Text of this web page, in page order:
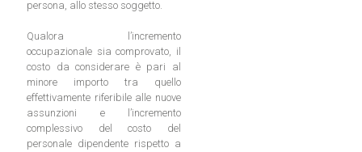
persona, allo stesso soggetto.
Qualora l’incremento
occupazionale sia comprovato, il
costo da considerare è pari al
minore importo tra quello
effettivamente riferibile alle nuove
assunzioni e l’incremento
complessivo del costo del
personale dipendente rispetto a